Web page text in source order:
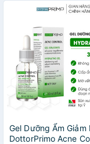
Gel Dưỡng Ẩm Giảm
DottorPrimo Acne